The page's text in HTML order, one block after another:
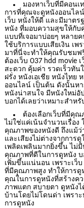
มองหาเว็บที่มีคอน
การที่คุณจะดูหนังออนไลน์
เว็บ หนังให้ดี และมีมาต
หนัง ที่มอบความสุขให้กับ
แบบที่เจอมาบ่อยๆ หลาย
ใช้บริการแบบเสียเงิน เ
มาที่นี่จะทำให้คุณรับชมฟ
ต้องเว็บ 037 hdd movie
สะดวก คุ้มค่า รวดเร็วทัน
ฝรั่ง หนังเอเชีย หนังไทย
ออนไลน์ เป็นต้น ดังนั้นห
หนังน่าสนใจ มีหนังใหม่อั
บอกได้เลยว่าเหมาะสำห
ต้องเลือกเว็บที่มีคุณ
ไม่ใช่แค่เน้นจำนวนเรื่อง
คุณภาพของหนังดี ถึงแม้
และเสียงไม่ต่างจากการ
เพลิดเพลินมากยิ่งขึ้น ไม่มี
คุณภาพที่ดีในการดูหนัง
เพิ่มขึ้นแน่นอน เพราะเว็บ
ที่มีคุณภาพสูง ทำให้การดู
คุณในการดูหนังที่สร้างค
ภาพแตก สบายตา ดูหนัง
บ้านโดยไม่โดนด่า เพรา
การดูหนัง